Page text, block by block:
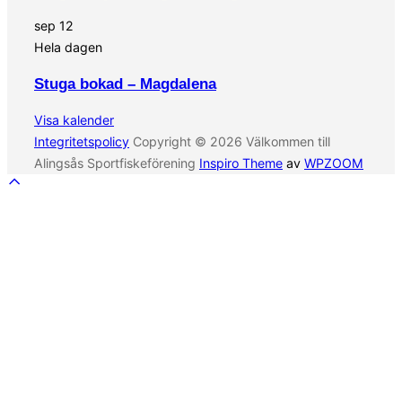
sep 12
Hela dagen
Stuga bokad – Magdalena
Visa kalender
Integritetspolicy Copyright © 2026 Välkommen till
Alingsås Sportfiskeförening Inspiro Theme av WPZOOM